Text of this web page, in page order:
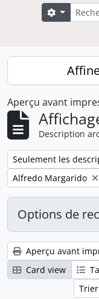
Search
Aperçu avant
Description
Remove filter:
Seulement les
Remove filter:
Alfredo Margarido
Options de
Aperçu avant
Card view